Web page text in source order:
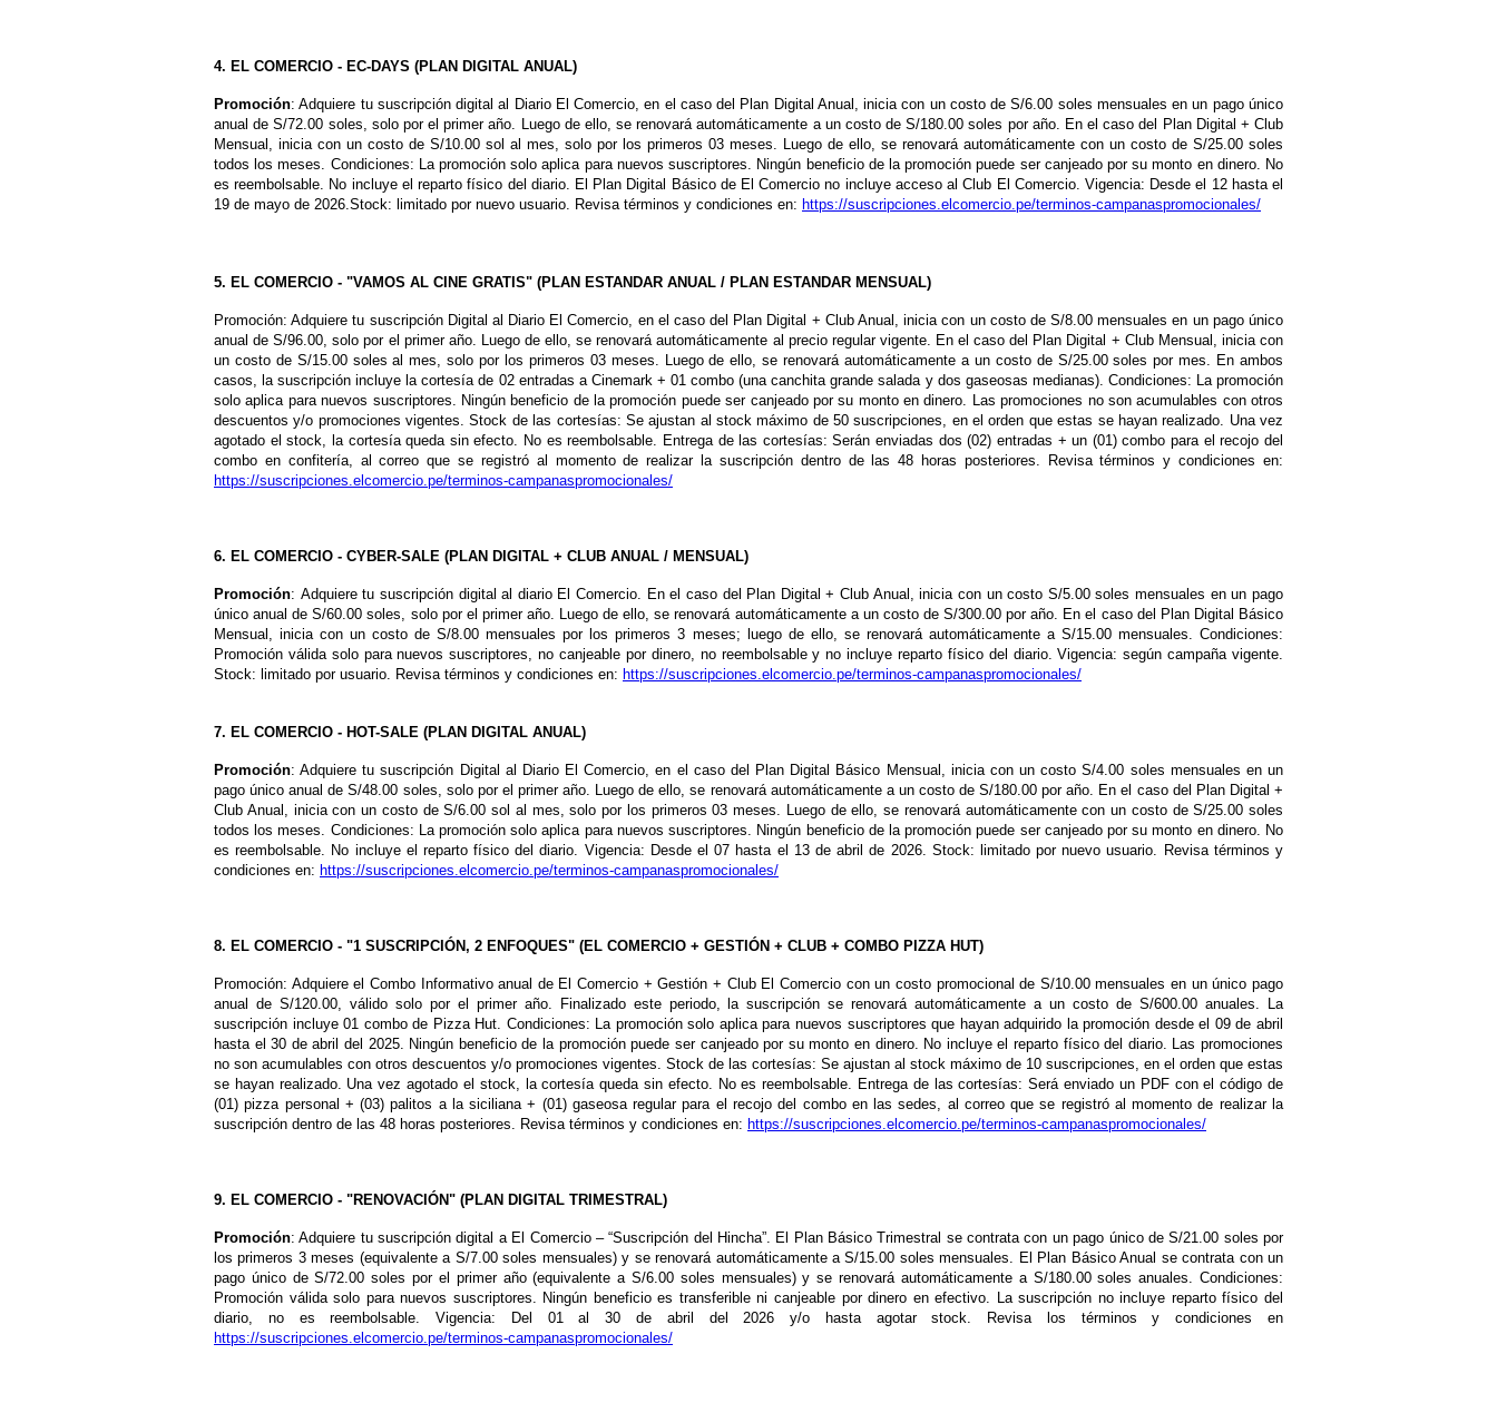
4. EL COMERCIO - EC-DAYS (PLAN DIGITAL ANUAL)
Promoción: Adquiere tu suscripción digital al Diario El Comercio, en el caso del Plan Digital Anual, inicia con un costo de S/6.00 soles mensuales en un pago único
anual de S/72.00 soles, solo por el primer año. Luego de ello, se renovará automáticamente a un costo de S/180.00 soles por año. En el caso del Plan Digital + Club
Mensual, inicia con un costo de S/10.00 sol al mes, solo por los primeros 03 meses. Luego de ello, se renovará automáticamente con un costo de S/25.00 soles
todos los meses. Condiciones: La promoción solo aplica para nuevos suscriptores. Ningún beneficio de la promoción puede ser canjeado por su monto en dinero. No
es reembolsable. No incluye el reparto físico del diario. El Plan Digital Básico de El Comercio no incluye acceso al Club El Comercio. Vigencia: Desde el 12 hasta el
19 de mayo de 2026.Stock: limitado por nuevo usuario. Revisa términos y condiciones en: https://suscripciones.elcomercio.pe/terminos-campanaspromocionales/
5. EL COMERCIO - "VAMOS AL CINE GRATIS" (PLAN ESTANDAR ANUAL / PLAN ESTANDAR MENSUAL)
Promoción: Adquiere tu suscripción Digital al Diario El Comercio, en el caso del Plan Digital + Club Anual, inicia con un costo de S/8.00 mensuales en un pago único
anual de S/96.00, solo por el primer año. Luego de ello, se renovará automáticamente al precio regular vigente. En el caso del Plan Digital + Club Mensual, inicia con
un costo de S/15.00 soles al mes, solo por los primeros 03 meses. Luego de ello, se renovará automáticamente a un costo de S/25.00 soles por mes. En ambos
casos, la suscripción incluye la cortesía de 02 entradas a Cinemark + 01 combo (una canchita grande salada y dos gaseosas medianas). Condiciones: La promoción
solo aplica para nuevos suscriptores. Ningún beneficio de la promoción puede ser canjeado por su monto en dinero. Las promociones no son acumulables con otros
descuentos y/o promociones vigentes. Stock de las cortesías: Se ajustan al stock máximo de 50 suscripciones, en el orden que estas se hayan realizado. Una vez
agotado el stock, la cortesía queda sin efecto. No es reembolsable. Entrega de las cortesías: Serán enviadas dos (02) entradas + un (01) combo para el recojo del
combo en confitería, al correo que se registró al momento de realizar la suscripción dentro de las 48 horas posteriores. Revisa términos y condiciones en:
https://suscripciones.elcomercio.pe/terminos-campanaspromocionales/
6. EL COMERCIO - CYBER-SALE (PLAN DIGITAL + CLUB ANUAL / MENSUAL)
Promoción: Adquiere tu suscripción digital al diario El Comercio. En el caso del Plan Digital + Club Anual, inicia con un costo S/5.00 soles mensuales en un pago
único anual de S/60.00 soles, solo por el primer año. Luego de ello, se renovará automáticamente a un costo de S/300.00 por año. En el caso del Plan Digital Básico
Mensual, inicia con un costo de S/8.00 mensuales por los primeros 3 meses; luego de ello, se renovará automáticamente a S/15.00 mensuales. Condiciones:
Promoción válida solo para nuevos suscriptores, no canjeable por dinero, no reembolsable y no incluye reparto físico del diario. Vigencia: según campaña vigente.
Stock: limitado por usuario. Revisa términos y condiciones en: https://suscripciones.elcomercio.pe/terminos-campanaspromocionales/
7. EL COMERCIO - HOT-SALE (PLAN DIGITAL ANUAL)
Promoción: Adquiere tu suscripción Digital al Diario El Comercio, en el caso del Plan Digital Básico Mensual, inicia con un costo S/4.00 soles mensuales en un
pago único anual de S/48.00 soles, solo por el primer año. Luego de ello, se renovará automáticamente a un costo de S/180.00 por año. En el caso del Plan Digital +
Club Anual, inicia con un costo de S/6.00 sol al mes, solo por los primeros 03 meses. Luego de ello, se renovará automáticamente con un costo de S/25.00 soles
todos los meses. Condiciones: La promoción solo aplica para nuevos suscriptores. Ningún beneficio de la promoción puede ser canjeado por su monto en dinero. No
es reembolsable. No incluye el reparto físico del diario. Vigencia: Desde el 07 hasta el 13 de abril de 2026. Stock: limitado por nuevo usuario. Revisa términos y
condiciones en: https://suscripciones.elcomercio.pe/terminos-campanaspromocionales/
8. EL COMERCIO - "1 SUSCRIPCIÓN, 2 ENFOQUES" (EL COMERCIO + GESTIÓN + CLUB + COMBO PIZZA HUT)
Promoción: Adquiere el Combo Informativo anual de El Comercio + Gestión + Club El Comercio con un costo promocional de S/10.00 mensuales en un único pago
anual de S/120.00, válido solo por el primer año. Finalizado este periodo, la suscripción se renovará automáticamente a un costo de S/600.00 anuales. La
suscripción incluye 01 combo de Pizza Hut. Condiciones: La promoción solo aplica para nuevos suscriptores que hayan adquirido la promoción desde el 09 de abril
hasta el 30 de abril del 2025. Ningún beneficio de la promoción puede ser canjeado por su monto en dinero. No incluye el reparto físico del diario. Las promociones
no son acumulables con otros descuentos y/o promociones vigentes. Stock de las cortesías: Se ajustan al stock máximo de 10 suscripciones, en el orden que estas
se hayan realizado. Una vez agotado el stock, la cortesía queda sin efecto. No es reembolsable. Entrega de las cortesías: Será enviado un PDF con el código de
(01) pizza personal + (03) palitos a la siciliana + (01) gaseosa regular para el recojo del combo en las sedes, al correo que se registró al momento de realizar la
suscripción dentro de las 48 horas posteriores. Revisa términos y condiciones en: https://suscripciones.elcomercio.pe/terminos-campanaspromocionales/
9. EL COMERCIO - "RENOVACIÓN" (PLAN DIGITAL TRIMESTRAL)
Promoción: Adquiere tu suscripción digital a El Comercio – “Suscripción del Hincha”. El Plan Básico Trimestral se contrata con un pago único de S/21.00 soles por
los primeros 3 meses (equivalente a S/7.00 soles mensuales) y se renovará automáticamente a S/15.00 soles mensuales. El Plan Básico Anual se contrata con un
pago único de S/72.00 soles por el primer año (equivalente a S/6.00 soles mensuales) y se renovará automáticamente a S/180.00 soles anuales. Condiciones:
Promoción válida solo para nuevos suscriptores. Ningún beneficio es transferible ni canjeable por dinero en efectivo. La suscripción no incluye reparto físico del
diario, no es reembolsable. Vigencia: Del 01 al 30 de abril del 2026 y/o hasta agotar stock. Revisa los términos y condiciones en
https://suscripciones.elcomercio.pe/terminos-campanaspromocionales/